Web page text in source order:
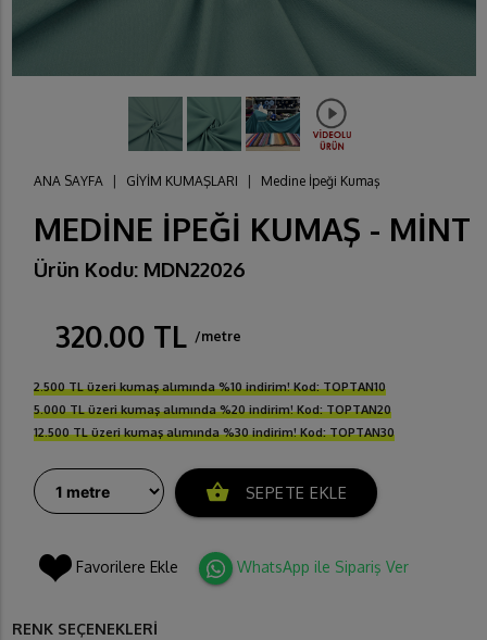
ANA SAYFA GİYİM KUMAŞLARI Medine İpeği Kumaş
MEDİNE İPEĞİ KUMAŞ - MİNT
Ürün Kodu: MDN22026
320.00 TL /metre
2.500 TL üzeri kumaş alımında %10 indirim! Kod: TOPTAN10
5.000 TL üzeri kumaş alımında %20 indirim! Kod: TOPTAN20
12.500 TL üzeri kumaş alımında %30 indirim! Kod: TOPTAN30
shopping_basket SEPETE EKLE
Favorilere Ekle WhatsApp ile Sipariş Ver
RENK SEÇENEKLERİ